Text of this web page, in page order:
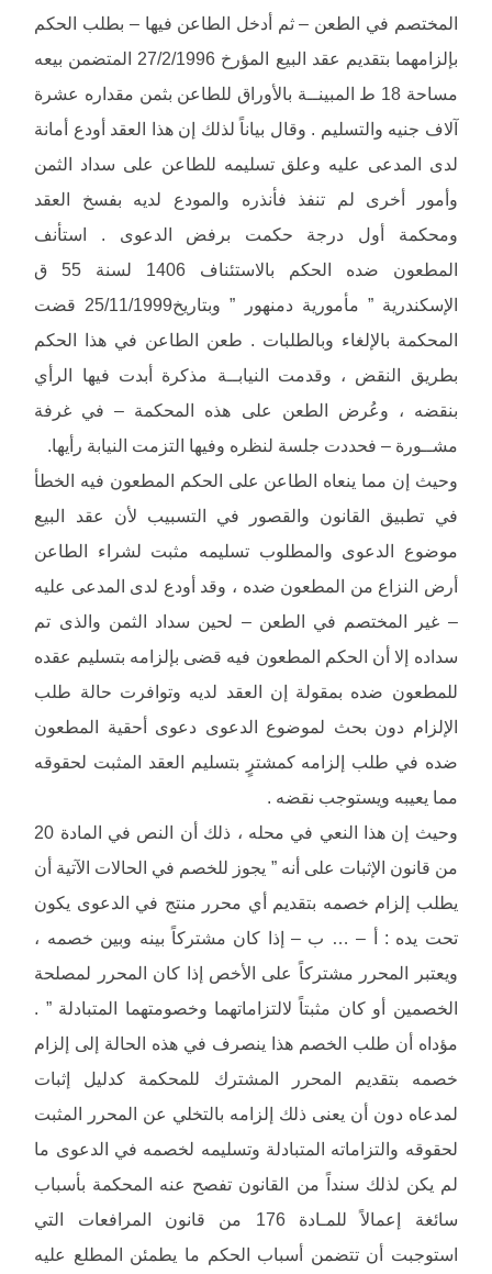
المختصم في الطعن – ثم أدخل الطاعن فيها – بطلب الحكم
بإلزامهما بتقديم عقد البيع المؤرخ 27/2/1996 المتضمن بيعه
مساحة 18 ط المبينــة بالأوراق للطاعن بثمن مقداره عشرة
آلاف جنيه والتسليم . وقال بياناً لذلك إن هذا العقد أودع أمانة
لدى المدعى عليه وعلق تسليمه للطاعن على سداد الثمن
وأمور أخرى لم تنفذ فأنذره والمودع لديه بفسخ العقد
ومحكمة أول درجة حكمت برفض الدعوى . استأنف
المطعون ضده الحكم بالاستئناف 1406 لسنة 55 ق
الإسكندرية ” مأمورية دمنهور ” وبتاريخ25/11/1999 قضت
المحكمة بالإلغاء وبالطلبات . طعن الطاعن في هذا الحكم
بطريق النقض ، وقدمت النيابــة مذكرة أبدت فيها الرأي
بنقضه ، وعُرض الطعن على هذه المحكمة – في غرفة
مشــورة – فحددت جلسة لنظره وفيها التزمت النيابة رأيها.
وحيث إن مما ينعاه الطاعن على الحكم المطعون فيه الخطأ
في تطبيق القانون والقصور في التسبيب لأن عقد البيع
موضوع الدعوى والمطلوب تسليمه مثبت لشراء الطاعن
أرض النزاع من المطعون ضده ، وقد أودع لدى المدعى عليه
– غير المختصم في الطعن – لحين سداد الثمن والذى تم
سداده إلا أن الحكم المطعون فيه قضى بإلزامه بتسليم عقده
للمطعون ضده بمقولة إن العقد لديه وتوافرت حالة طلب
الإلزام دون بحث لموضوع الدعوى دعوى أحقية المطعون
ضده في طلب إلزامه كمشترٍ بتسليم العقد المثبت لحقوقه
مما يعيبه ويستوجب نقضه .
وحيث إن هذا النعي في محله ، ذلك أن النص في المادة 20
من قانون الإثبات على أنه ” يجوز للخصم في الحالات الآتية أن
يطلب إلزام خصمه بتقديم أي محرر منتج في الدعوى يكون
تحت يده : أ – … ب – إذا كان مشتركاً بينه وبين خصمه ،
ويعتبر المحرر مشتركاً على الأخص إذا كان المحرر لمصلحة
الخصمين أو كان مثبتاً لالتزاماتهما وخصومتهما المتبادلة ” .
مؤداه أن طلب الخصم هذا ينصرف في هذه الحالة إلى إلزام
خصمه بتقديم المحرر المشترك للمحكمة كدليل إثبات
لمدعاه دون أن يعنى ذلك إلزامه بالتخلي عن المحرر المثبت
لحقوقه والتزاماته المتبادلة وتسليمه لخصمه في الدعوى ما
لم يكن لذلك سنداً من القانون تفصح عنه المحكمة بأسباب
سائغة إعمالاً للمـادة 176 من قانون المرافعات التي
استوجبت أن تتضمن أسباب الحكم ما يطمئن المطلع عليه